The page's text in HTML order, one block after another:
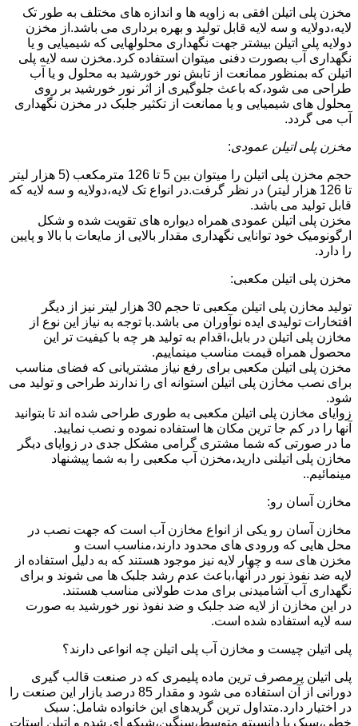
مخزن پلی اتیلن افقی به زاویه ها و اندازه های مختلف به طور تک
لایه،دولایه و سه لایه قابل تولید و بهره برداری می باشد.از مخزن
دولایه پلی اتیلن بیشتر جهت نگهداری محلولهایی که شیمیایی و یا
نگهداری آب بصورت دفنی میتوان استفاده کرد.مخزن سه لایه پلی
اتیلن که بمنظور ممانعت از تابش نور خورشید به محلول و یا آب
طراحی می شود،که باعث جلوگیری از اثر نور خورشید بر روی
محلول های شیمیایی و یا ممانعت از تکثیر جلبک در مخزن نگهداری
آب می گردد.
مخزن پلی اتیلن عمودی:
حجم مخزن پلی اتیلن را میتوان بین 5 تا 126 مترمکعب (5 هزار لیتر
تا 126 هزار لیتر) در نظر گرفت.در انواع تک لایه،دولایه و سه لایه که
قابل تولید می باشد.
مخزن پلی اتیلن عمودی همراه دیواره های تقویت شده و شکل
ارگونومیک خود توانایی نگهداری مقدار بالایی از مایعات با بالا و پایین
را دارد.
مخزن پلی اتیلن مکعبی:
تولید مخازن پلی اتیلن مکعبی تا حجم 30 هزار لیتر نیز از دیگر
افتخارات تولیدی ایده نوآوران می باشد.با توجه به نیاز این نوع از
مخازن پلی اتیلن در بابل،اقدام به تولید هر چه با کیفیت تر این
محصول همراه قیمت مناسب مینماییم.
مخزن پلی اتیلن مکعبی برای رفع نیاز مشتریانی که فضای مناسب
برای نصب مخازن پلی اتیلن استوانه ای را ندارند طراحی و تولید می
شود.
زوایای مخازن پلی اتیلن مکعبی به طوری طراحی شده اند تا بتوانید
آنها را در کم جا ترین مکان ها استفاده نموده و نصب نمایید.
ما در صورتی که شما مشتری گرامی مشکل جدی در زوایای دیگر
مخازن پلی اتیلنی دارید،مخزن آب مکعبی را به شما پیشنهاد
مینمائیم..
مخازن آسان رو:
مخازن آسان رو یکی از انواع مخازن آب است که جهت نصب در
محل هایی که ورودی های محدود دارند،مناسب است و
مخزن های سه و چهار لایه نیز موجود هستند که به دلیل استفاده از
لایه ضد نفوذ نور در آنها،باعث عدم رشد جلبک ها می شوند و برای
نگهداری آب آشامیدنی برای مدت طولانی مناسب هستند.
در این مخازن از لایه ضد جلبک و ضد نفوذ نور خورشید به صورت
سه لایه استفاده شده است.
پلی اتیلن چیست و مخازن آب پلی اتیلن چه انواعی دارند؟
پلی اتیلن پرمصرف ترین ماده پلیمری که در صنعت قالب گیری
دورانی از آن استفاده می شود و مقدار 85 درصد بازار این صنعت را
در اختیار دارد.متداول ترین گریدهای این خانواده شامل: سبک
خطی،سبک با دانسیته متوسط،سنگین،شبکه ای شده و اتیلن استات